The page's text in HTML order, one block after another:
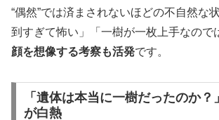
“偶然”では済まされないほどの不自然な
到すぎて怖い」「一樹が一枚上手なので
顔を想像する考察も活発です。
「遺体は本当に一樹だったのか
が白熱